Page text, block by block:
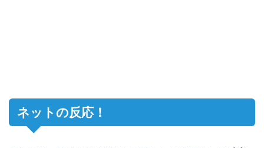
ネットの反応！